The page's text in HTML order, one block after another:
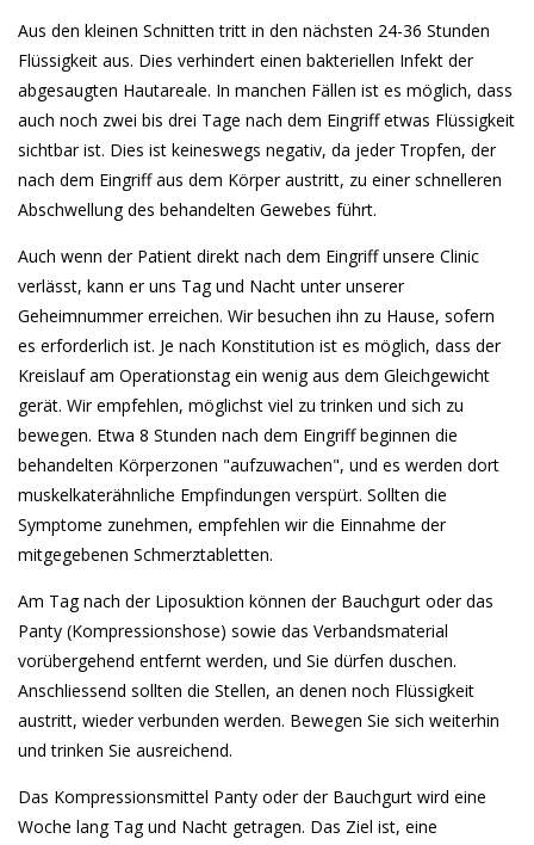
Aus den kleinen Schnitten tritt in den nächsten 24-36 Stunden
Flüssigkeit aus. Dies verhindert einen bakteriellen Infekt der
abgesaugten Hautareale. In manchen Fällen ist es möglich, dass
auch noch zwei bis drei Tage nach dem Eingriff etwas Flüssigkeit
sichtbar ist. Dies ist keineswegs negativ, da jeder Tropfen, der
nach dem Eingriff aus dem Körper austritt, zu einer schnelleren
Abschwellung des behandelten Gewebes führt.
Auch wenn der Patient direkt nach dem Eingriff unsere Clinic
verlässt, kann er uns Tag und Nacht unter unserer
Geheimnummer erreichen. Wir besuchen ihn zu Hause, sofern
es erforderlich ist. Je nach Konstitution ist es möglich, dass der
Kreislauf am Operationstag ein wenig aus dem Gleichgewicht
gerät. Wir empfehlen, möglichst viel zu trinken und sich zu
bewegen. Etwa 8 Stunden nach dem Eingriff beginnen die
behandelten Körperzonen "aufzuwachen", und es werden dort
muskelkaterähnliche Empfindungen verspürt. Sollten die
Symptome zunehmen, empfehlen wir die Einnahme der
mitgegebenen Schmerztabletten.
Am Tag nach der Liposuktion können der Bauchgurt oder das
Panty (Kompressionshose) sowie das Verbandsmaterial
vorübergehend entfernt werden, und Sie dürfen duschen.
Anschliessend sollten die Stellen, an denen noch Flüssigkeit
austritt, wieder verbunden werden. Bewegen Sie sich weiterhin
und trinken Sie ausreichend.
Das Kompressionsmittel Panty oder der Bauchgurt wird eine
Woche lang Tag und Nacht getragen. Das Ziel ist, eine